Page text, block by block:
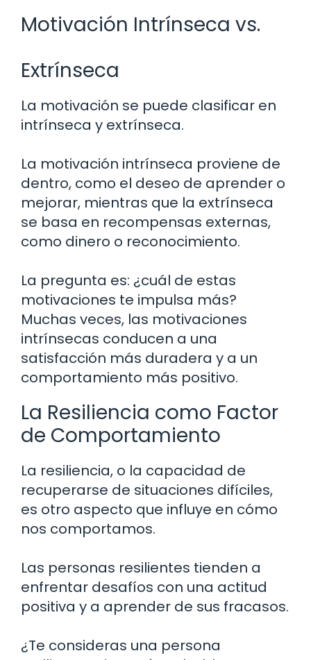
Motivación Intrínseca vs.
Extrínseca
La motivación se puede clasificar en
intrínseca y extrínseca.
La motivación intrínseca proviene de
dentro, como el deseo de aprender o
mejorar, mientras que la extrínseca
se basa en recompensas externas,
como dinero o reconocimiento.
La pregunta es: ¿cuál de estas
motivaciones te impulsa más?
Muchas veces, las motivaciones
intrínsecas conducen a una
satisfacción más duradera y a un
comportamiento más positivo.
La Resiliencia como Factor
de Comportamiento
La resiliencia, o la capacidad de
recuperarse de situaciones difíciles,
es otro aspecto que influye en cómo
nos comportamos.
Las personas resilientes tienden a
enfrentar desafíos con una actitud
positiva y a aprender de sus fracasos.
¿Te consideras una persona